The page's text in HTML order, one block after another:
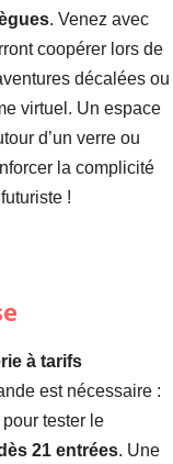
. Venez avec
coopérer lors de
décalées ou
virtuel. Un espace
d’un verre ou
la complicité
!
à tarifs
est nécessaire :
tester le
21 entrées. Une